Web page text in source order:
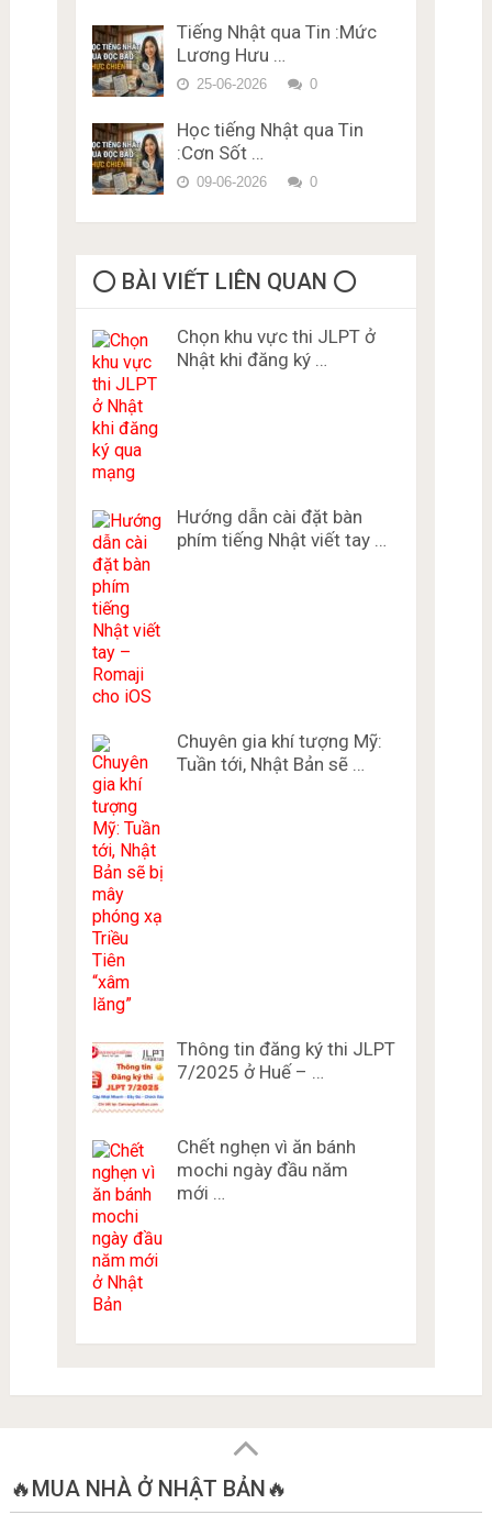
Tiếng Nhật qua Tin :Mức
Lương Hưu …
25-06-2026 0
Học tiếng Nhật qua Tin
:Cơn Sốt …
09-06-2026 0
⭕️ BÀI VIẾT LIÊN QUAN ⭕️
Chọn khu vực thi JLPT ở
Nhật khi đăng ký …
Hướng dẫn cài đặt bàn
phím tiếng Nhật viết tay …
Chuyên gia khí tượng Mỹ:
Tuần tới, Nhật Bản sẽ …
Thông tin đăng ký thi JLPT
7/2025 ở Huế – …
Chết nghẹn vì ăn bánh
mochi ngày đầu năm
mới …
🔥MUA NHÀ Ở NHẬT BẢN🔥